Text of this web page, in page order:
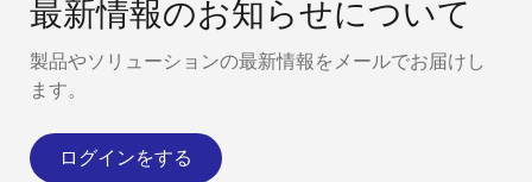
最新情報のお知らせについて
製品やソリューションの最新情報をメールでお届けし
ます。
ログインをする